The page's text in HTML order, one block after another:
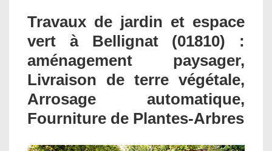
Travaux de jardin et espace
vert à Bellignat (01810) :
aménagement paysager,
Livraison de terre végétale,
Arrosage automatique,
Fourniture de Plantes-Arbres